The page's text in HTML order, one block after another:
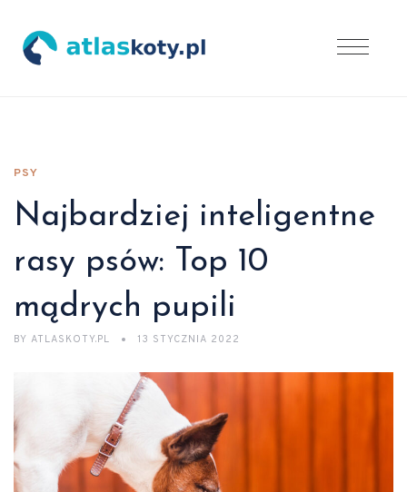
PSY
Najbardziej inteligentne
rasy psów: Top 10
mądrych pupili
BY ATLASKOTY.PL 13 STYCZNIA 2022